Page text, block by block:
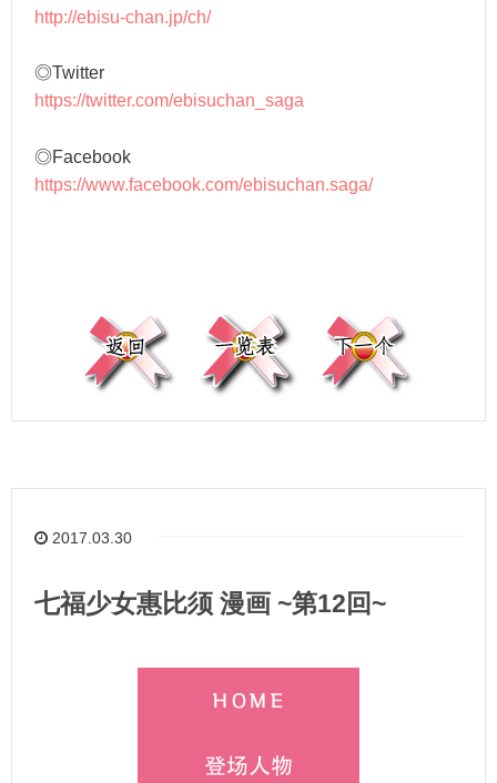
http://ebisu-chan.jp/ch/
◎Twitter
https://twitter.com/ebisuchan_saga
◎Facebook
https://www.facebook.com/ebisuchan.saga/
2017.03.30
七福少女惠比须 漫画 ~第12回~